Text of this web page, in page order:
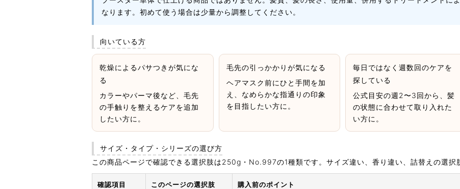
なります。初めて使う場合は少量から調整してください。
向いている方
乾燥によるパサつきが気にな
る
カラーやパーマ後など、毛先
の手触りを整えるケアを追加
したい方に。
毛先の引っかかりが気になる
ヘアマスク前にひと手間を加
え、なめらかな指通りの印象
を目指したい方に。
毎日ではなく週数回のケアを
探している
公式目安の週2〜3回から、髪
の状態に合わせて取り入れた
い方に。
サイズ・タイプ・シリーズの選び方
この商品ページで確認できる選択肢は250g・No.997の1種類です。サイズ違い、香り違い、詰替えの選択
確認項目 このページの選択肢 購入前のポイント